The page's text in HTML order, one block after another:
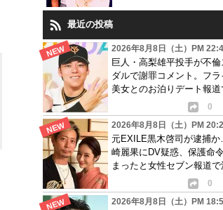
最近の投稿
2026年8月8日（土）PM
巨人・高梨雄平投手が不倫
ダルで謝罪コメント。フ
美女とのお泊りデート報道
0
2026年8月8日（土）PM
元EXILE黒木啓司が逮捕
崎麗果にDV疑惑、保護命
まったと女性セブン報道で
0
2026年8月8日（土）PM